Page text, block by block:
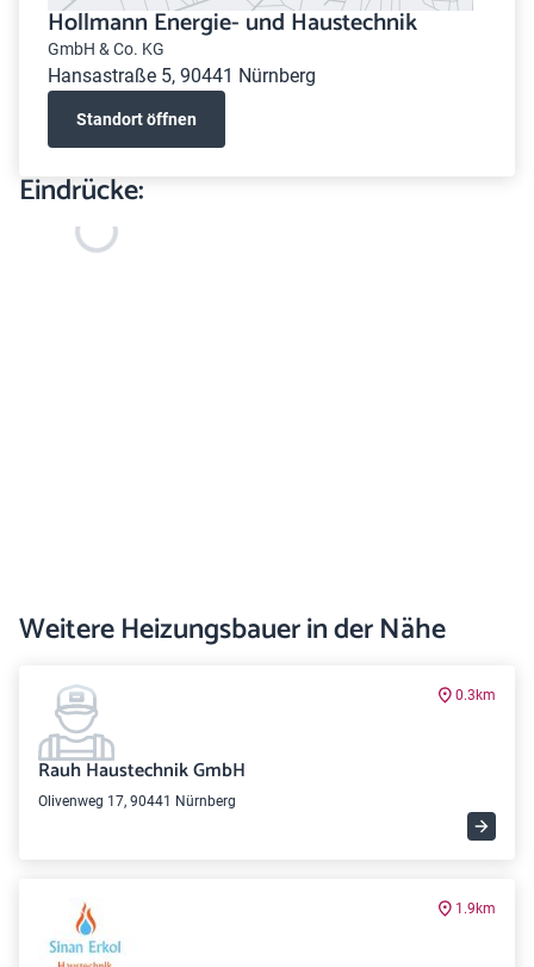
Hollmann Energie- und Haustechnik
GmbH & Co. KG
Hansastraße 5, 90441 Nürnberg
Standort öffnen
Eindrücke:
Weitere Heizungsbauer in der Nähe
0.3km
Rauh Haustechnik GmbH
Olivenweg 17, 90441 Nürnberg
1.9km